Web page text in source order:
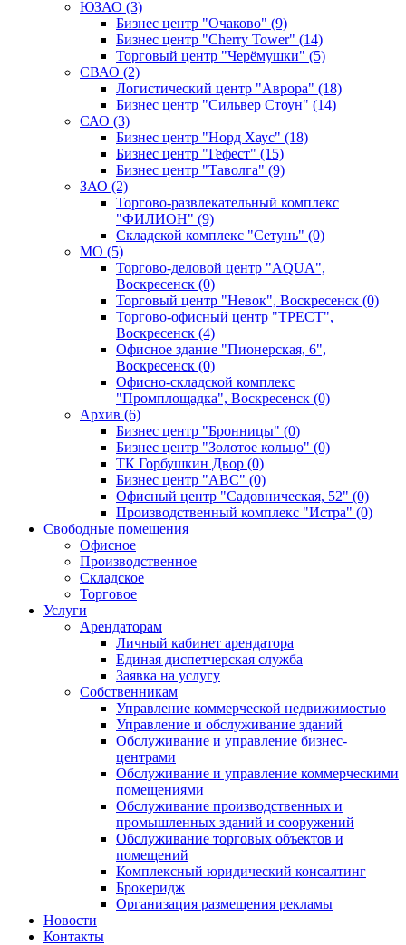
ЮЗАО (3)
Бизнес центр "Очаково" (9)
Бизнес центр "Cherry Tower" (14)
Торговый центр "Черёмушки" (5)
СВАО (2)
Логистический центр "Аврора" (18)
Бизнес центр "Сильвер Стоун" (14)
САО (3)
Бизнес центр "Норд Хаус" (18)
Бизнес центр "Гефест" (15)
Бизнес центр "Таволга" (9)
ЗАО (2)
Торгово-развлекательный комплекс
"ФИЛИОН" (9)
Складской комплекс "Сетунь" (0)
MO (5)
Торгово-деловой центр "AQUA",
Воскресенск (0)
Торговый центр "Невок", Воскресенск (0)
Торгово-офисный центр "ТРЕСТ",
Воскресенск (4)
Офисное здание "Пионерская, 6",
Воскресенск (0)
Офисно-складской комплекс
"Промплощадка", Воскресенск (0)
Архив (6)
Бизнес центр "Бронницы" (0)
Бизнес центр "Золотое кольцо" (0)
ТК Горбушкин Двор (0)
Бизнес центр "АВС" (0)
Офисный центр "Садовническая, 52" (0)
Производственный комплекс "Истра" (0)
Свободные помещения
Офисное
Производственное
Складское
Торговое
Услуги
Арендаторам
Личный кабинет арендатора
Единая диспетчерская служба
Заявка на услугу
Собственникам
Управление коммерческой недвижимостью
Управление и обслуживание зданий
Обслуживание и управление бизнес-
центрами
Обслуживание и управление коммерческими
помещениями
Обслуживание производственных и
промышленных зданий и сооружений
Обслуживание торговых объектов и
помещений
Комплексный юридический консалтинг
Брокеридж
Организация размещения рекламы
Новости
Контакты